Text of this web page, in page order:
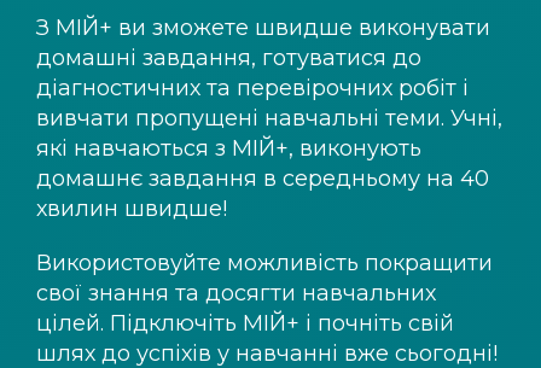
З МІЙ+ ви зможете швидше виконувати
домашні завдання, готуватися до
діагностичних та перевірочних робіт і
вивчати пропущені навчальні теми. Учні,
які навчаються з МІЙ+, виконують
домашнє завдання в середньому на 40
хвилин швидше!
Використовуйте можливість покращити
свої знання та досягти навчальних
цілей. Підключіть МІЙ+ і почніть свій
шлях до успіхів у навчанні вже сьогодні!